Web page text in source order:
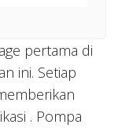
pertama di
ini. Setiap
. Pompa